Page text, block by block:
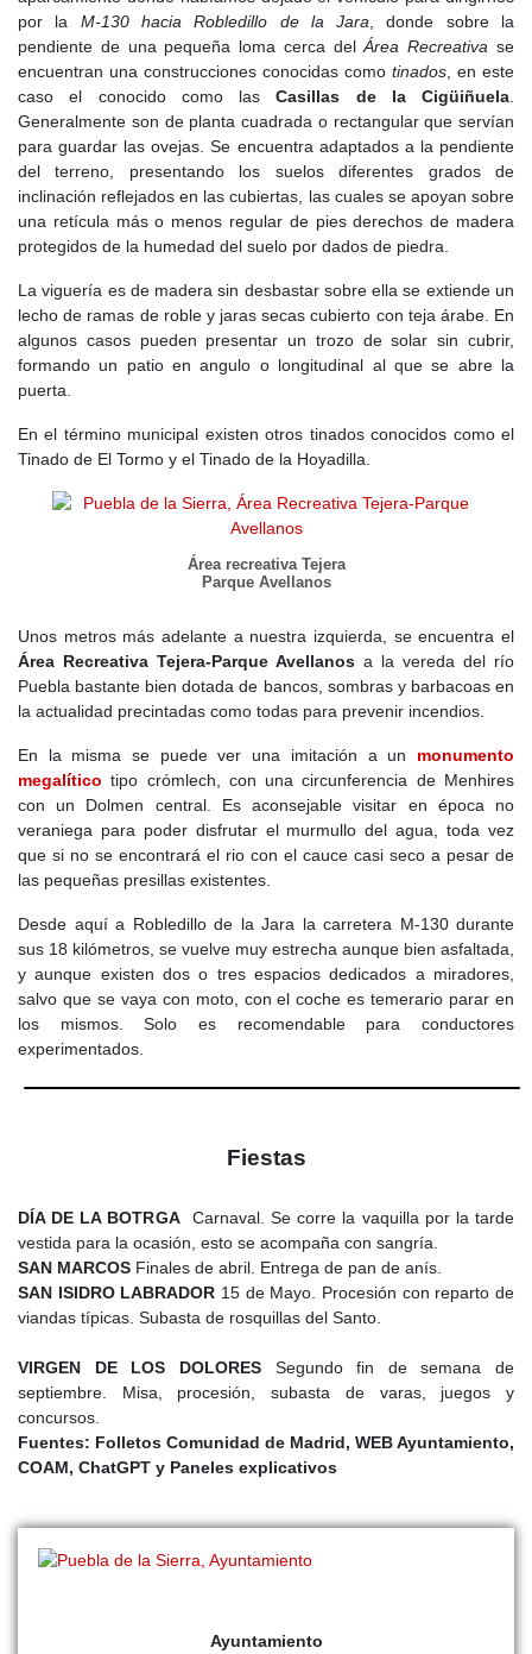
por la M-130 hacia Robledillo de la Jara, donde sobre la
pendiente de una pequeña loma cerca delÁrea Recreativa se
encuentran una construcciones conocidas como tinados, en este
caso el conocido como lasCasillas de la Cigüiñuela.
Generalmente son de planta cuadrada o rectangular que servían
para guardar las ovejas. Se encuentra adaptados a la pendiente
del terreno, presentando los suelos diferentes grados de
inclinación reflejados en las cubiertas, las cuales se apoyan sobre
una retícula más o menos regular de pies derechos de madera
protegidos de la humedad del suelo por dados de piedra.
La viguería es de madera sin desbastar sobre ella se extiende un
lecho de ramas de roble y jaras secas cubierto con teja árabe. En
algunos casos pueden presentar un trozo de solar sin cubrir,
formando un patio en angulo o longitudinal al que se abre la
puerta.
En el término municipal existen otros tinados conocidos como el
Tinado de El Tormo y el Tinado de la Hoyadilla.
Área recreativa Tejera
Parque Avellanos
Unos metros más adelante a nuestra izquierda, se encuentra el
Área Recreativa Tejera-Parque Avellanos a la vereda del río
Puebla bastante bien dotada de bancos, sombras y barbacoas en
la actualidad precintadas como todas para prevenir incendios.
En la misma se puede ver una imitación a un monumento
megalítico tipo crómlech, con una circunferencia de Menhires
con un Dolmen central. Es aconsejable visitar en época no
veraniega para poder disfrutar el murmullo del agua, toda vez
que si no se encontrará el rio con el cauce casi seco a pesar de
las pequeñas presillas existentes.
Desde aquí a Robledillo de la Jara la carretera M-130 durante
sus 18 kilómetros, se vuelve muy estrecha aunque bien asfaltada,
y aunque existen dos o tres espacios dedicados a miradores,
salvo que se vaya con moto, con el coche es temerario parar en
los mismos. Solo es recomendable para conductores
experimentados.
Fiestas
DÍA DE LA BOTRGACarnaval. Se corre la vaquilla por la tarde
vestida para la ocasión, esto se acompaña con sangría.
SAN MARCOS Finales de abril. Entrega de pan de anís.
SAN ISIDRO LABRADOR 15 de Mayo. Procesión con reparto de
viandas típicas. Subasta de rosquillas del Santo.
VIRGEN DE LOS DOLORESSegundo fin de semana de
septiembre. Misa, procesión, subasta de varas, juegos y
concursos.
Fuentes: Folletos Comunidad de Madrid, WEB Ayuntamiento,
COAM, ChatGPT y Paneles explicativos
Ayuntamiento